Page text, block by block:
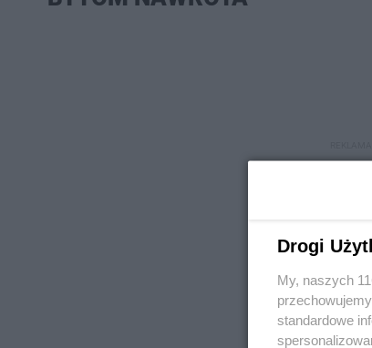
REKLAMA
Drogi
My, naszych
standardowe